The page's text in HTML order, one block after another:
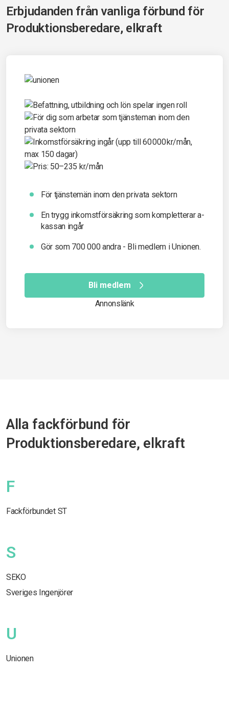
Erbjudanden från vanliga förbund för
Produktionsberedare, elkraft
För tjänstemän inom den privata sektorn
En trygg inkomst­försäkring som kompletterar a-
kassan ingår
Gör som 700 000 andra - Bli medlem i Unionen.
Bli medlem
Annonslänk
Alla fackförbund för
Produktionsberedare, elkraft
F
Fackförbundet ST
S
SEKO
Sveriges Ingenjörer
U
Unionen